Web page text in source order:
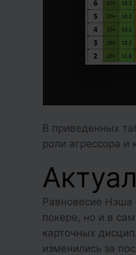
В приведенных
роли агрессора
Равновесие Нэша
покере, но и в
карточных
изменились за